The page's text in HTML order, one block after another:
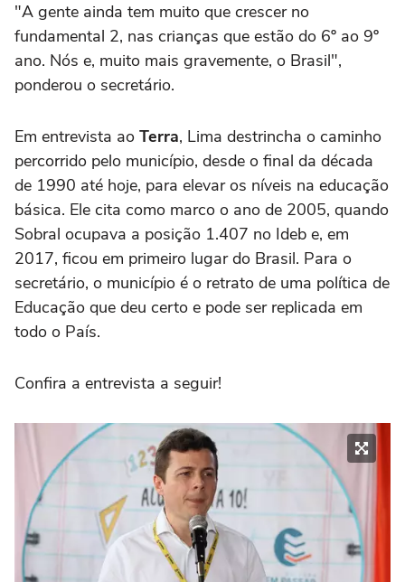
"A gente ainda tem muito que crescer no
fundamental 2, nas crianças que estão do 6º ao 9º
ano. Nós e, muito mais gravemente, o Brasil",
ponderou o secretário.
Em entrevista ao Terra, Lima destrincha o caminho
percorrido pelo município, desde o final da década
de 1990 até hoje, para elevar os níveis na educação
básica. Ele cita como marco o ano de 2005, quando
Sobral ocupava a posição 1.407 no Ideb e, em
2017, ficou em primeiro lugar do Brasil. Para o
secretário, o município é o retrato de uma política de
Educação que deu certo e pode ser replicada em
todo o País.
Confira a entrevista a seguir!